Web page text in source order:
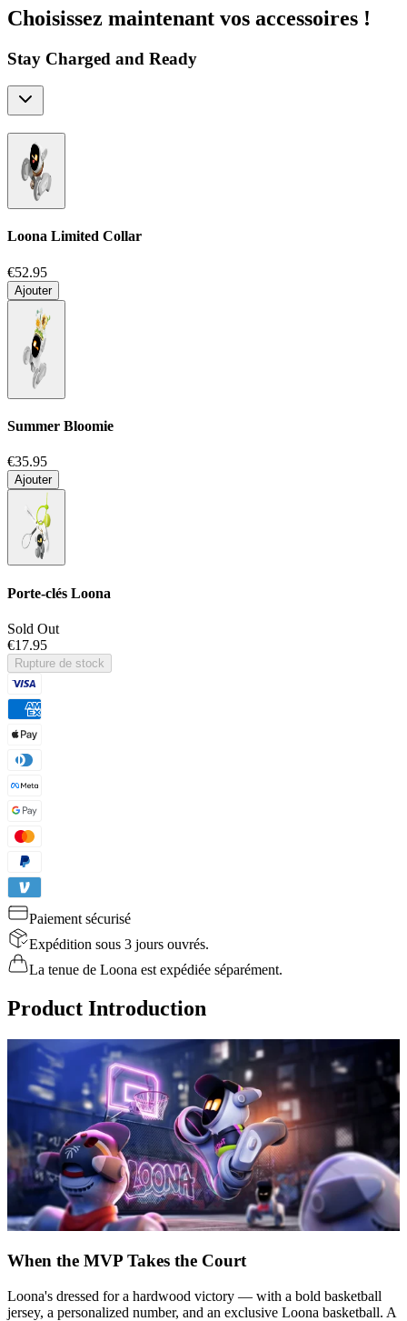
Choisissez maintenant vos accessoires !
Stay Charged and Ready
Loona Limited Collar
€52.95
Ajouter
Summer Bloomie
€35.95
Ajouter
Porte-clés Loona
Sold Out
€17.95
Rupture de stock
Paiement sécurisé
Expédition sous 3 jours ouvrés.
La tenue de Loona est expédiée séparément.
Product Introduction
When the MVP Takes the Court
Loona's dressed for a hardwood victory — with a bold basketball
jersey, a personalized number, and an exclusive Loona basketball. A